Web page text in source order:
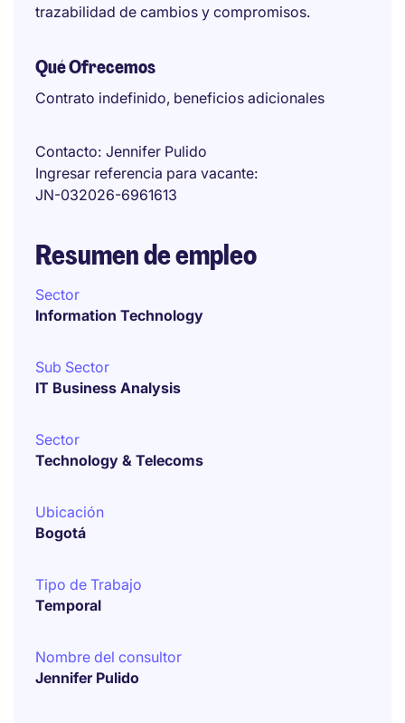
trazabilidad de cambios y compromisos.
Qué Ofrecemos
Contrato indefinido, beneficios adicionales
Contacto Jennifer Pulido
Ingresar referencia para vacante
JN-032026-6961613
Resumen de empleo
Sector
Information Technology
Sub Sector
IT Business Analysis
Sector
Technology & Telecoms
Ubicación
Bogotá
Tipo de Trabajo
Temporal
Nombre del consultor
Jennifer Pulido